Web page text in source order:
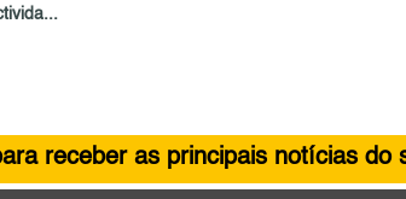
receber as principais notícias do